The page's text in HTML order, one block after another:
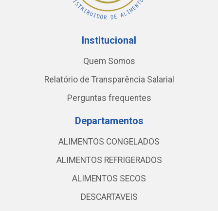
Institucional
Quem Somos
Relatório de Transparência Salarial
Perguntas frequentes
Departamentos
ALIMENTOS CONGELADOS
ALIMENTOS REFRIGERADOS
ALIMENTOS SECOS
DESCARTAVEIS